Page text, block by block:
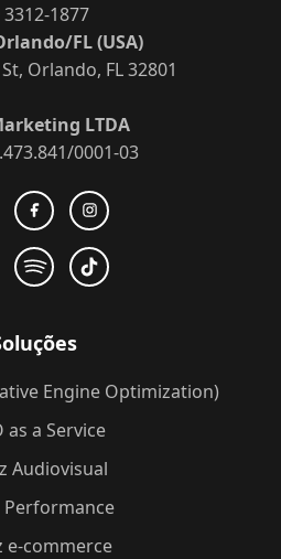
3312-1877
FL (USA)
Orlando, FL 32801
LTDA
0001-03
Engine Optimization)
as a Service
Audiovisual
Performance
e-commerce